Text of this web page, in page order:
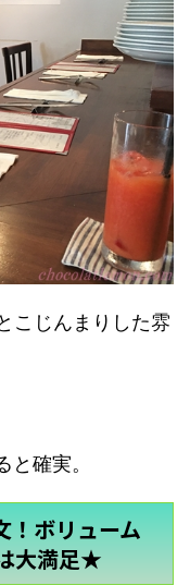
こじんまりした雰
確実。
！ボリューム
大満足★